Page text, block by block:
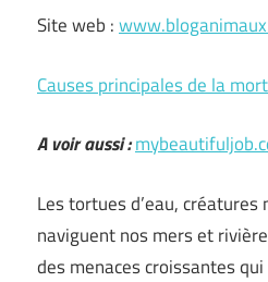
Site web :
Causes principales de la
A voir aussi :
Les tortues d’eau, créatures
naviguent nos mers et
des menaces croissantes